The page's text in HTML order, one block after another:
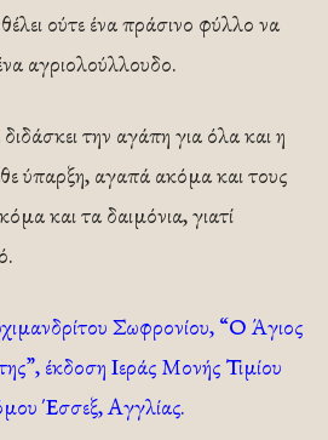
ούτε ένα πράσινο φύλλο να
αγριολούλλουδο.
την αγάπη για όλα και η
ύπαρξη, αγαπά ακόμα και τους
και τα δαιμόνια, γιατί
Σωφρονίου, “Ο Άγιος
έκδοση Ιεράς Μονής Τιμίου
Έσσεξ, Αγγλίας.